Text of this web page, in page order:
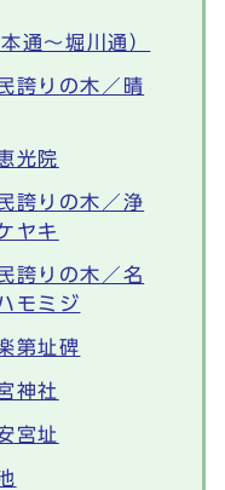
通～堀川通）
誇りの木／晴
光院
誇りの木／浄
ヤキ
誇りの木／名
モミジ
第址碑
神社
宮址